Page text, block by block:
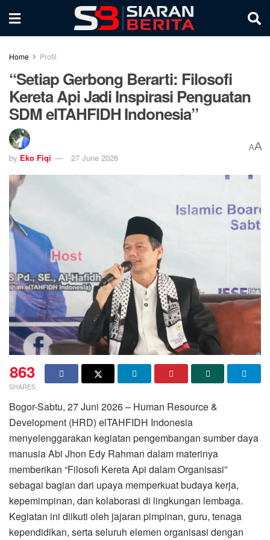
Home Profil
“Setiap Gerbong Berarti: Filosofi
Kereta Api Jadi Inspirasi Penguatan
SDM elTAHFIDH Indonesia”
by Eko Fiqi 27 June 2026
AA
863
SHARES
Bogor-Sabtu, 27 Juni 2026 – Human Resource &
Development (HRD) elTAHFIDH Indonesia
menyelenggarakan kegiatan pengembangan sumber daya
manusia Abi Jhon Edy Rahman dalam materinya
memberikan “Filosofi Kereta Api dalam Organisasi”
sebagai bagian dari upaya memperkuat budaya kerja,
kepemimpinan, dan kolaborasi di lingkungan lembaga.
Kegiatan ini diikuti oleh jajaran pimpinan, guru, tenaga
kependidikan, serta seluruh elemen organisasi dengan